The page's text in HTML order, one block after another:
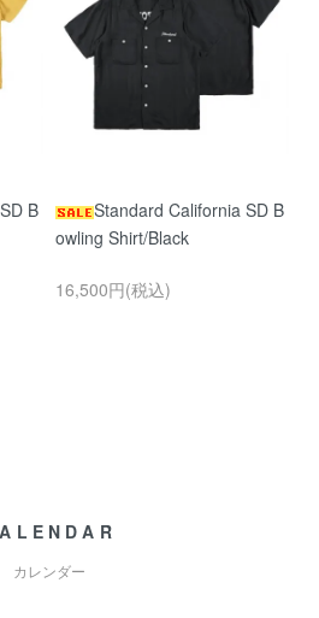
B
Standard California SD B
owling Shirt/Black
16,500円(税込)
カレンダー